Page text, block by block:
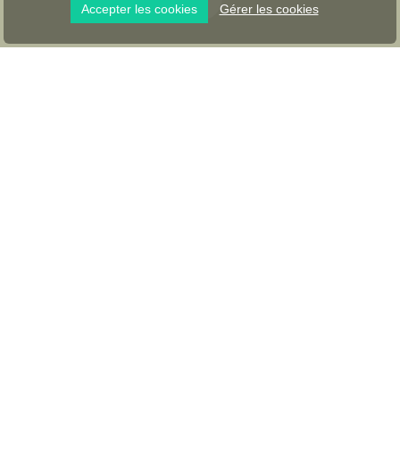
Accepter les cookies
Gérer les cookies